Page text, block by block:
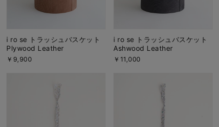
i ro se トラッシュバスケット
Plywood Leather
￥9,900
i ro se トラッシュバスケット
Ashwood Leather
￥11,000